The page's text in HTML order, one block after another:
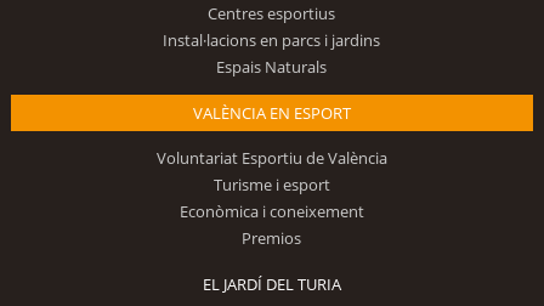
Centres esportius
Instal·lacions en parcs i jardins
Espais Naturals
VALÈNCIA EN ESPORT
Voluntariat Esportiu de València
Turisme i esport
Econòmica i coneixement
Premios
EL JARDÍ DEL TURIA